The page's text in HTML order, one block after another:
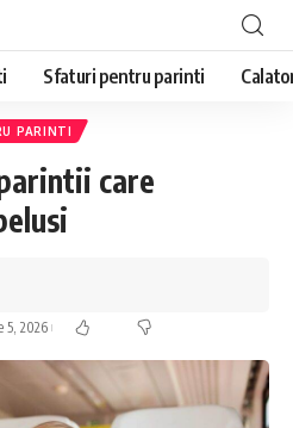
Sfaturi pentru parinti
PARINTI
care
5, 2026